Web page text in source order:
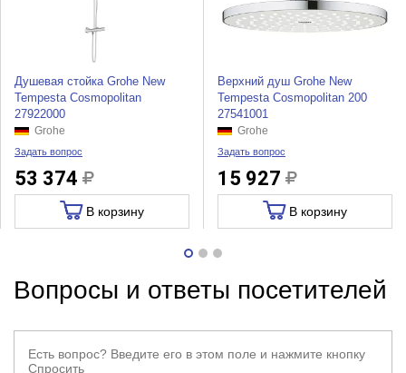
Душевая стойка Grohe New
Tempesta Cosmopolitan
27922000
Grohe
Задать вопрос
53 374
В корзину
Верхний душ Grohe New
Tempesta Cosmopolitan 200
27541001
Grohe
Задать вопрос
15 927
В корзину
Вопросы и ответы посетителей